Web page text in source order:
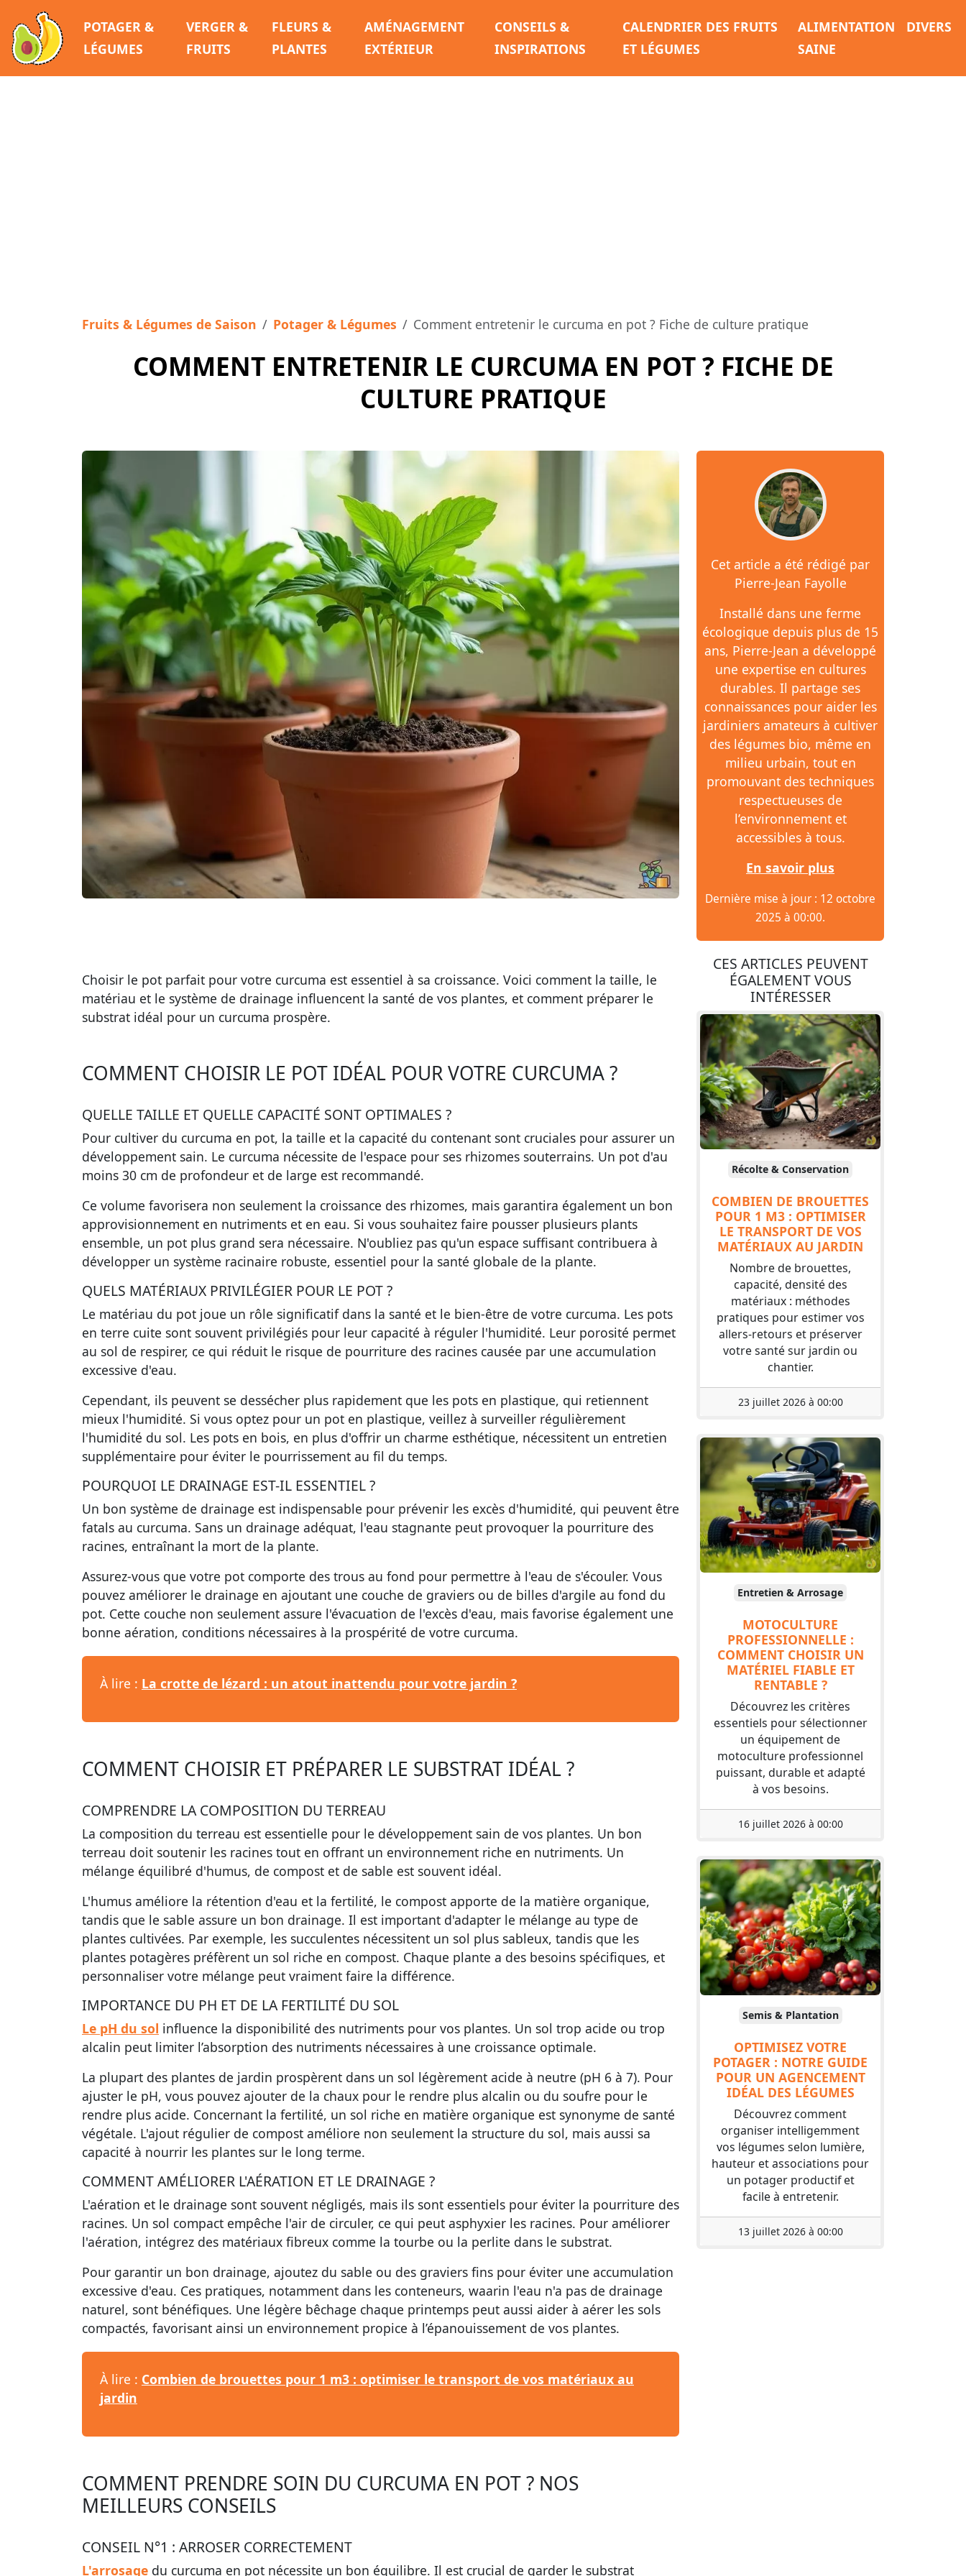
POTAGER &
LÉGUMES
VERGER &
FRUITS
FLEURS &
PLANTES
AMÉNAGEMENT
EXTÉRIEUR
CONSEILS &
INSPIRATIONS
CALENDRIER DES FRUITS
ET LÉGUMES
ALIMENTATION
SAINE
DIVERS
Fruits & Légumes de Saison Potager & Légumes Comment entretenir le curcuma en pot ? Fiche de culture pratique
COMMENT ENTRETENIR LE CURCUMA EN POT ? FICHE DE
CULTURE PRATIQUE
Choisir le pot parfait pour votre curcuma est essentiel à sa croissance. Voici comment la taille, le
matériau et le système de drainage influencent la santé de vos plantes, et comment préparer le
substrat idéal pour un curcuma prospère.
COMMENT CHOISIR LE POT IDÉAL POUR VOTRE CURCUMA ?
QUELLE TAILLE ET QUELLE CAPACITÉ SONT OPTIMALES ?
Pour cultiver du curcuma en pot, la taille et la capacité du contenant sont cruciales pour assurer un
développement sain. Le curcuma nécessite de l'espace pour ses rhizomes souterrains. Un pot d'au
moins 30 cm de profondeur et de large est recommandé.
Ce volume favorisera non seulement la croissance des rhizomes, mais garantira également un bon
approvisionnement en nutriments et en eau. Si vous souhaitez faire pousser plusieurs plants
ensemble, un pot plus grand sera nécessaire. N'oubliez pas qu'un espace suffisant contribuera à
développer un système racinaire robuste, essentiel pour la santé globale de la plante.
QUELS MATÉRIAUX PRIVILÉGIER POUR LE POT ?
Le matériau du pot joue un rôle significatif dans la santé et le bien-être de votre curcuma. Les pots
en terre cuite sont souvent privilégiés pour leur capacité à réguler l'humidité. Leur porosité permet
au sol de respirer, ce qui réduit le risque de pourriture des racines causée par une accumulation
excessive d'eau.
Cependant, ils peuvent se dessécher plus rapidement que les pots en plastique, qui retiennent
mieux l'humidité. Si vous optez pour un pot en plastique, veillez à surveiller régulièrement
l'humidité du sol. Les pots en bois, en plus d'offrir un charme esthétique, nécessitent un entretien
supplémentaire pour éviter le pourrissement au fil du temps.
POURQUOI LE DRAINAGE EST-IL ESSENTIEL ?
Un bon système de drainage est indispensable pour prévenir les excès d'humidité, qui peuvent être
fatals au curcuma. Sans un drainage adéquat, l'eau stagnante peut provoquer la pourriture des
racines, entraînant la mort de la plante.
Assurez-vous que votre pot comporte des trous au fond pour permettre à l'eau de s'écouler. Vous
pouvez améliorer le drainage en ajoutant une couche de graviers ou de billes d'argile au fond du
pot. Cette couche non seulement assure l'évacuation de l'excès d'eau, mais favorise également une
bonne aération, conditions nécessaires à la prospérité de votre curcuma.
À lire : La crotte de lézard : un atout inattendu pour votre jardin ?
COMMENT CHOISIR ET PRÉPARER LE SUBSTRAT IDÉAL ?
COMPRENDRE LA COMPOSITION DU TERREAU
La composition du terreau est essentielle pour le développement sain de vos plantes. Un bon
terreau doit soutenir les racines tout en offrant un environnement riche en nutriments. Un
mélange équilibré d'humus, de compost et de sable est souvent idéal.
L'humus améliore la rétention d'eau et la fertilité, le compost apporte de la matière organique,
tandis que le sable assure un bon drainage. Il est important d'adapter le mélange au type de
plantes cultivées. Par exemple, les succulentes nécessitent un sol plus sableux, tandis que les
plantes potagères préfèrent un sol riche en compost. Chaque plante a des besoins spécifiques, et
personnaliser votre mélange peut vraiment faire la différence.
IMPORTANCE DU PH ET DE LA FERTILITÉ DU SOL
Le pH du sol influence la disponibilité des nutriments pour vos plantes. Un sol trop acide ou trop
alcalin peut limiter l’absorption des nutriments nécessaires à une croissance optimale.
La plupart des plantes de jardin prospèrent dans un sol légèrement acide à neutre (pH 6 à 7). Pour
ajuster le pH, vous pouvez ajouter de la chaux pour le rendre plus alcalin ou du soufre pour le
rendre plus acide. Concernant la fertilité, un sol riche en matière organique est synonyme de santé
végétale. L'ajout régulier de compost améliore non seulement la structure du sol, mais aussi sa
capacité à nourrir les plantes sur le long terme.
COMMENT AMÉLIORER L'AÉRATION ET LE DRAINAGE ?
L'aération et le drainage sont souvent négligés, mais ils sont essentiels pour éviter la pourriture des
racines. Un sol compact empêche l'air de circuler, ce qui peut asphyxier les racines. Pour améliorer
l'aération, intégrez des matériaux fibreux comme la tourbe ou la perlite dans le substrat.
Pour garantir un bon drainage, ajoutez du sable ou des graviers fins pour éviter une accumulation
excessive d'eau. Ces pratiques, notamment dans les conteneurs, waarin l'eau n'a pas de drainage
naturel, sont bénéfiques. Une légère bêchage chaque printemps peut aussi aider à aérer les sols
compactés, favorisant ainsi un environnement propice à l’épanouissement de vos plantes.
À lire : Combien de brouettes pour 1 m3 : optimiser le transport de vos matériaux au
jardin
COMMENT PRENDRE SOIN DU CURCUMA EN POT ? NOS
MEILLEURS CONSEILS
CONSEIL N°1 : ARROSER CORRECTEMENT
L'arrosage du curcuma en pot nécessite un bon équilibre. Il est crucial de garder le substrat
Cet article a été rédigé par
Pierre-Jean Fayolle
Installé dans une ferme
écologique depuis plus de 15
ans, Pierre-Jean a développé
une expertise en cultures
durables. Il partage ses
connaissances pour aider les
jardiniers amateurs à cultiver
des légumes bio, même en
milieu urbain, tout en
promouvant des techniques
respectueuses de
l’environnement et
accessibles à tous.
En savoir plus
Dernière mise à jour : 12 octobre
2025 à 00:00.
CES ARTICLES PEUVENT
ÉGALEMENT VOUS
INTÉRESSER
Récolte & Conservation
COMBIEN DE BROUETTES
POUR 1 M3 : OPTIMISER
LE TRANSPORT DE VOS
MATÉRIAUX AU JARDIN
Nombre de brouettes,
capacité, densité des
matériaux : méthodes
pratiques pour estimer vos
allers-retours et préserver
votre santé sur jardin ou
chantier.
23 juillet 2026 à 00:00
Entretien & Arrosage
MOTOCULTURE
PROFESSIONNELLE :
COMMENT CHOISIR UN
MATÉRIEL FIABLE ET
RENTABLE ?
Découvrez les critères
essentiels pour sélectionner
un équipement de
motoculture professionnel
puissant, durable et adapté
à vos besoins.
16 juillet 2026 à 00:00
Semis & Plantation
OPTIMISEZ VOTRE
POTAGER : NOTRE GUIDE
POUR UN AGENCEMENT
IDÉAL DES LÉGUMES
Découvrez comment
organiser intelligemment
vos légumes selon lumière,
hauteur et associations pour
un potager productif et
facile à entretenir.
13 juillet 2026 à 00:00